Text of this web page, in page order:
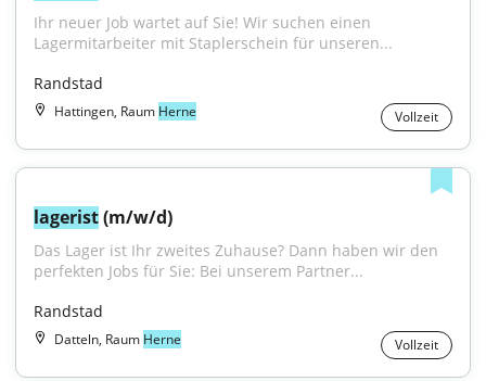
Ihr neuer Job wartet auf Sie! Wir suchen einen
Lagermitarbeiter mit Staplerschein für unseren...
Randstad
Hattingen, Raum Herne Vollzeit
lagerist (m/w/d)
Das Lager ist Ihr zweites Zuhause? Dann haben wir den
perfekten Jobs für Sie: Bei unserem Partner...
Randstad
Datteln, Raum Herne Vollzeit